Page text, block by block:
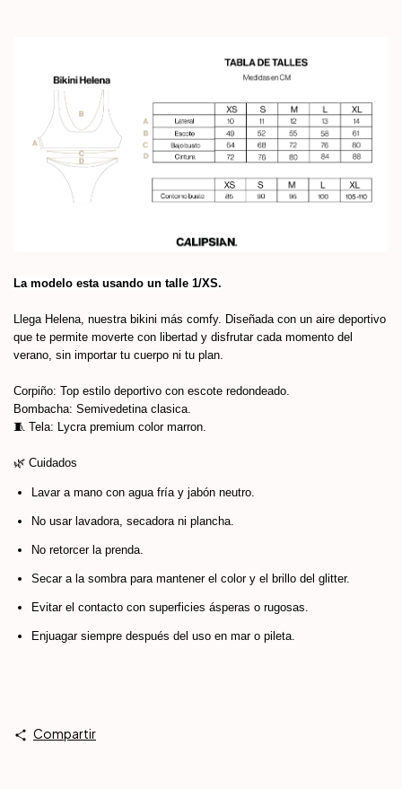
La modelo esta usando un talle 1/XS.
Llega Helena, nuestra bikini más comfy. Diseñada con un aire deportivo
que te permite moverte con libertad y disfrutar cada momento del
verano, sin importar tu cuerpo ni tu plan.
Corpiño: Top estilo deportivo con escote redondeado.
Bombacha: Semivedetina clasica.
🧵 Tela: Lycra premium color marron.
🌿 Cuidados
Lavar a mano con agua fría y jabón neutro.
No usar lavadora, secadora ni plancha.
No retorcer la prenda.
Secar a la sombra para mantener el color y el brillo del glitter.
Evitar el contacto con superficies ásperas o rugosas.
Enjuagar siempre después del uso en mar o pileta.
Compartir